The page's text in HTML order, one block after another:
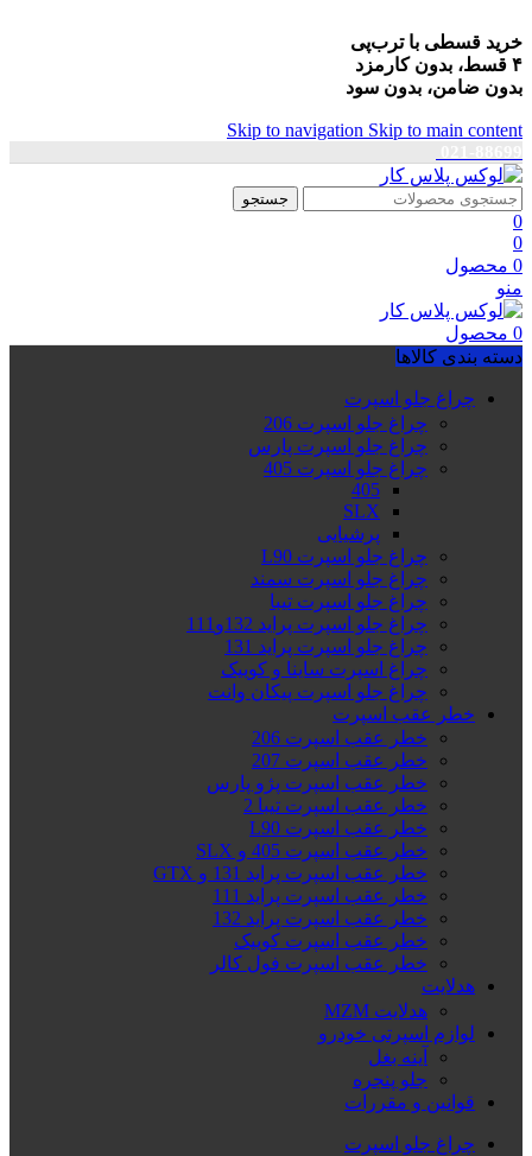
خرید قسطی با ترب‌پی
۴ قسط، بدون کارمزد
بدون ضامن، بدون سود
Skip to navigation Skip to main content
جستجو
0
0
0 محصول
منو
0 محصول
دسته بندی کالاها
چراغ جلو اسپرت
چراغ جلو اسپرت 206
چراغ جلو اسپرت پارس
چراغ جلو اسپرت 405
405
SLX
پرشیایی
چراغ جلو اسپرت L90
چراغ جلو اسپرت سمند
چراغ جلو اسپرت تیبا
چراغ جلو اسپرت پراید 132و111
چراغ جلو اسپرت پراید 131
چراغ اسپرت ساینا و کوییک
چراغ جلو اسپرت پیکان وانت
خطر عقب اسپرت
خطر عقب اسپرت 206
خطر عقب اسپرت 207
خطر عقب اسپرت پژو پارس
خطر عقب اسپرت تیبا 2
خطر عقب اسپرت L90
خطر عقب اسپرت 405 و SLX
خطر عقب اسپرت پراید 131 و GTX
خطر عقب اسپرت پراید 111
خطر عقب اسپرت پراید 132
خطر عقب اسپرت کوییک
خطر عقب اسپرت فول کالر
هدلایت
هدلایت MZM
لوازم اسپرتی خودرو
آینه بغل
جلو پنجره
قوانین و مقررات
چراغ جلو اسپرت